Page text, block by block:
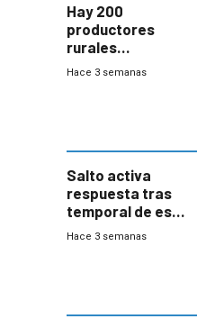
Hay 200
productores
rurales
afectados tras
Hace 3 semanas
Salto activa
respuesta tras
temporal de este
sábado con
Hace 3 semanas